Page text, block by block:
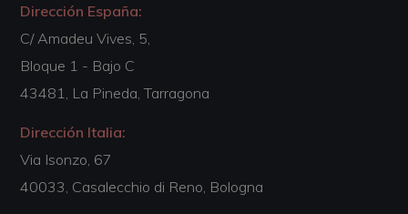
Dirección España:
C/ Amadeu Vives, 5,
Bloque 1 - Bajo C
43481, La Pineda, Tarragona
Dirección Italia:
Via Isonzo, 67
40033, Casalecchio di Reno, Bologna